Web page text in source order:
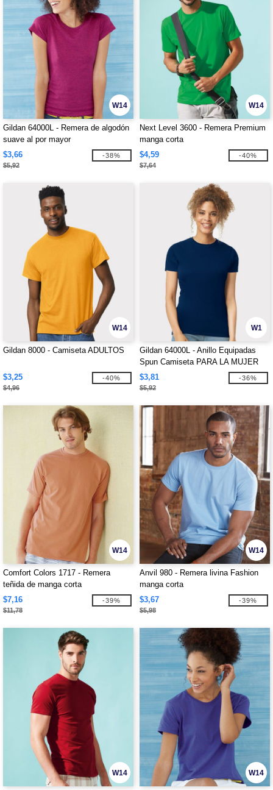
W14
Gildan 64000L - Remera de algodón
suave al por mayor
$3,66
$5,92
-38%
W14
Next Level 3600 - Remera Premium
manga corta
$4,59
$7,64
-40%
W14
Gildan 8000 - Camiseta ADULTOS
$3,25
$4,96
-40%
W1
Gildan 64000L - Anillo Equipadas
Spun Camiseta PARA LA MUJER
$3,81
$5,92
-36%
W14
Comfort Colors 1717 - Remera
teñida de manga corta
$7,16
$11,78
-39%
W14
Anvil 980 - Remera livina Fashion
manga corta
$3,67
$5,98
-39%
W14 W14